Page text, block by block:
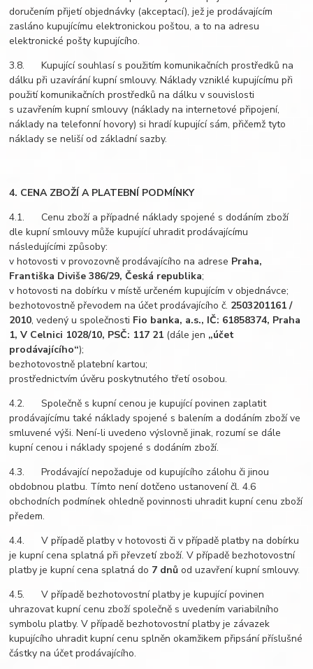
doručením přijetí objednávky (akceptací), jež je prodávajícím
zasláno kupujícímu elektronickou poštou, a to na adresu
elektronické pošty kupujícího.
3.8. Kupující souhlasí s použitím komunikačních prostředků na
dálku při uzavírání kupní smlouvy. Náklady vzniklé kupujícímu při
použití komunikačních prostředků na dálku v souvislosti
s uzavřením kupní smlouvy (náklady na internetové připojení,
náklady na telefonní hovory) si hradí kupující sám, přičemž tyto
náklady se neliší od základní sazby.
4. CENA ZBOŽÍ A PLATEBNÍ PODMÍNKY
4.1. Cenu zboží a případné náklady spojené s dodáním zboží
dle kupní smlouvy může kupující uhradit prodávajícímu
následujícími způsoby:
v hotovosti v provozovně prodávajícího na adrese Praha,
Františka Diviše 386/29, Česká republika;
v hotovosti na dobírku v místě určeném kupujícím v objednávce;
bezhotovostně převodem na účet prodávajícího č. 2503201161 /
2010, vedený u společnosti Fio banka, a.s., IČ: 61858374, Praha
1, V Celnici 1028/10, PSČ: 117 21 (dále jen „účet
prodávajícího“);
bezhotovostně platební kartou;
prostřednictvím úvěru poskytnutého třetí osobou.
4.2. Společně s kupní cenou je kupující povinen zaplatit
prodávajícímu také náklady spojené s balením a dodáním zboží ve
smluvené výši. Není-li uvedeno výslovně jinak, rozumí se dále
kupní cenou i náklady spojené s dodáním zboží.
4.3. Prodávající nepožaduje od kupujícího zálohu či jinou
obdobnou platbu. Tímto není dotčeno ustanovení čl. 4.6
obchodních podmínek ohledně povinnosti uhradit kupní cenu zboží
předem.
4.4. V případě platby v hotovosti či v případě platby na dobírku
je kupní cena splatná při převzetí zboží. V případě bezhotovostní
platby je kupní cena splatná do 7 dnů od uzavření kupní smlouvy.
4.5. V případě bezhotovostní platby je kupující povinen
uhrazovat kupní cenu zboží společně s uvedením variabilního
symbolu platby. V případě bezhotovostní platby je závazek
kupujícího uhradit kupní cenu splněn okamžikem připsání příslušné
částky na účet prodávajícího.